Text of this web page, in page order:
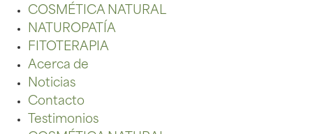
COSMÉTICA NATURAL
NATUROPATÍA
FITOTERAPIA
Acerca de
Noticias
Contacto
Testimonios